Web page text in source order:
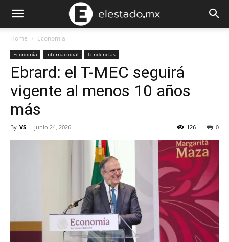
Home Economía
Economía Internacional Tendencias
Ebrard: el T-MEC seguirá
vigente al menos 10 años
más
By VS - junio 24, 2026 0
126